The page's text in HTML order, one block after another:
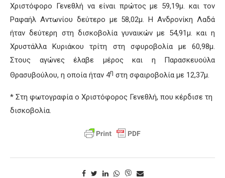
Χριστόφορο Γενεθλή να είναι πρώτος με 59,19μ. και τον
Ραφαήλ Αντωνίου δεύτερο με 58,02μ. Η Ανδρονίκη Λαδά
ήταν δεύτερη στη δισκοβολία γυναικών με 54,91μ. και η
Χρυστάλλα Κυριάκου τρίτη στη σφυροβολία με 60,98μ.
Στους αγώνες έλαβε μέρος και η Παρασκευούλα
Θρασυβούλου, η οποία ήταν 4η στη σφαιροβολία με 12,37μ.
* Στη φωτογραφία ο Χριστόφορος Γενεθλή, που κέρδισε τη
δισκοβολία.